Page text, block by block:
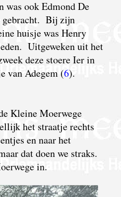
was ook Edmond De
Bij zijn
huisje was Henry
Uitgeweken uit het
deze stoere Ier in
van Adegem (6).
Kleine Moerwege
het straatje rechts
en naar het
dat doen we straks.
in.